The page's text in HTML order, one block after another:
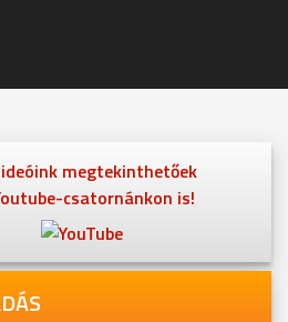
megtekinthetőek
csatornánkon is!